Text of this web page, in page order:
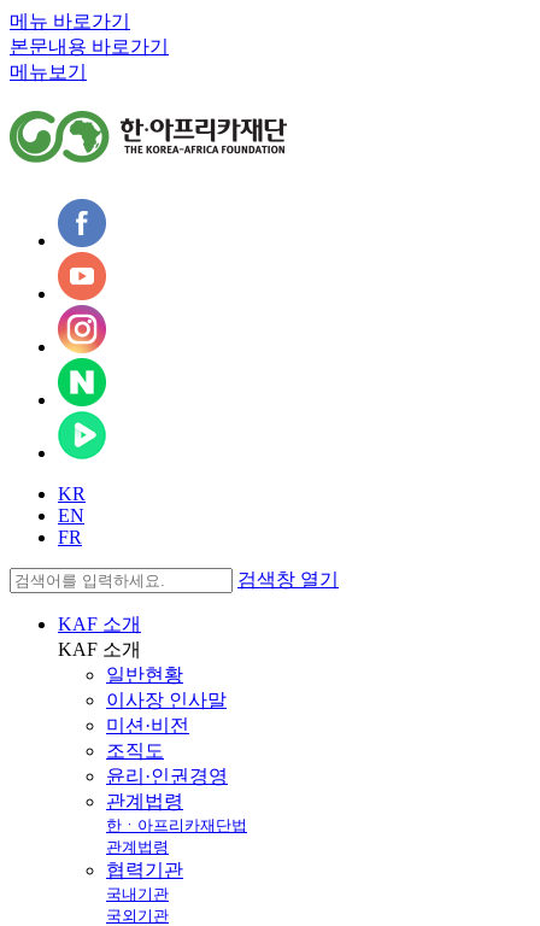
메뉴 바로가기
본문내용 바로가기
메뉴보기
KR
EN
FR
검색창 열기
KAF 소개
KAF 소개
일반현황
이사장 인사말
미션·비전
조직도
윤리·인권경영
관계법령
한ㆍ아프리카재단법
관계법령
협력기관
국내기관
국외기관